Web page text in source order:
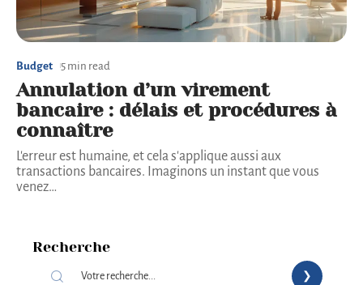
Budget 5 min read
Annulation d’un virement
bancaire : délais et procédures à
connaître
L'erreur est humaine, et cela s'applique aussi aux
transactions bancaires. Imaginons un instant que vous
venez…
Recherche